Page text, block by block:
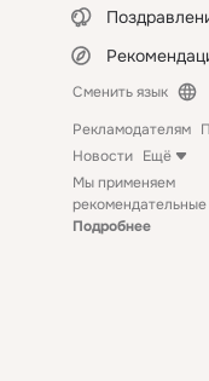
Сменить язык
Рекламодателям
Новости Ещё
Мы применяем
рекомендательные
Подробнее